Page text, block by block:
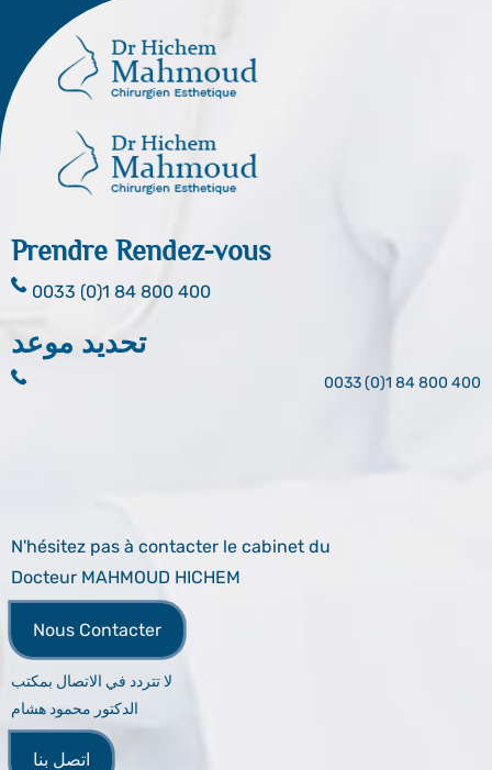
Prendre Rendez-vous
0033 (0)1 84 800 400
تحديد موعد
0033 (0)1 84 800 400
N'hésitez pas à contacter le cabinet du
Docteur MAHMOUD HICHEM
Nous Contacter
لا تتردد في الاتصال بمكتب
الدكتور محمود هشام
اتصل بنا